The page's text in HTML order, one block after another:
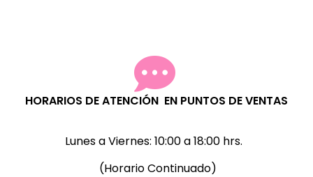
HORARIOS DE ATENCIÓN EN PUNTOS DE VENTAS
Lunes a Viernes: 10:00 a 18:00 hrs.
(Horario Continuado)